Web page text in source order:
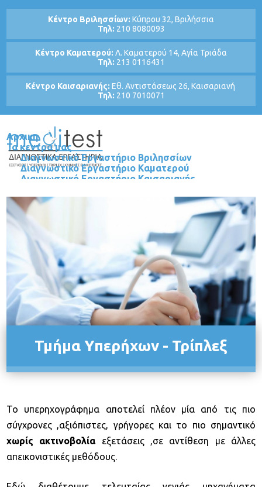
Κέντρο Βριλησσίων: Κύπρου 32, Βριλήσσια
Τηλ: 210 8080093
Κέντρο Καματερού: Λ. Καματερού 14, Αγία Τριάδα
Τηλ: 213 0116431
Κέντρο Καισαριανής: Εθ. Αντιστάσεως 26, Καισαριανή
Τηλ: 210 7010071
Αρχικη
Τα κεντρα μας
Διαγνωστικό Εργαστήριο Βριλησσίων
Διαγνωστικό Εργαστήριο Καματερού
Διαγνωστικό Εργαστήριο Καισαριανής
Τμηματα
Βιοπαθολογικό - Μικροβιολογικό
Τμήμα Μεταβολισμού και Χρόνιων Νοσημάτων
Υγείας
Τμήμα Ορθοπαιδικής Χειρουργικής
Τμήμα Πλαστικής Ιατρικής και Αισθητικής
Ακτινολογικό Τμήμα (Σώματος - Μαστογραφίες)
Νεα
Επικοινωνια
Τμήμα Υπερήχων - Τρίπλεξ
Το υπερηχογράφημα αποτελεί πλέον μία από τις πιο
σύγχρονες ,αξιόπιστες, γρήγορες και το πιο σημαντικό
χωρίς ακτινοβολίαεξετάσεις ,σε αντίθεση με άλλες
απεικονιστικές μεθόδους.